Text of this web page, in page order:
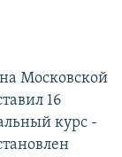
на Московской
16
курс -